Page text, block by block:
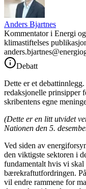
Anders Bjartnes
Kommentator i Energi
klimastiftelses
Debatt
Dette er et
redaksjonelle prinsipper
skribentens egne
(Dette er en litt utvidet
Nationen den 5.
Ved siden av
den viktigste sektoren i
fundamentalt hvis vi
bærekraftutfordringen.
vil endre rammene for